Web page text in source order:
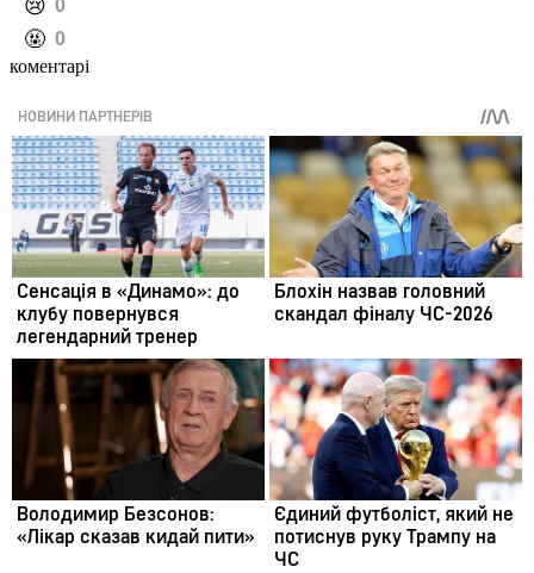
️😢 0
️🤬 0
коментарі